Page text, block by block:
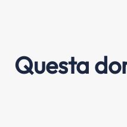
Questa